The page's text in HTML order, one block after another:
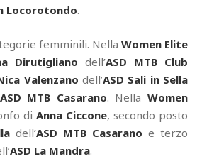
Locorotondo.
femminili. Nella Women Elite
Dirutigliano dell’ASD MTB Club
Valenzano dell’ASD Sali in Sella
ASD MTB Casarano. NellaWomen
di Anna Ciccone, secondo posto
dell’ASD MTB Casarano e terzo
ASD La Mandra.